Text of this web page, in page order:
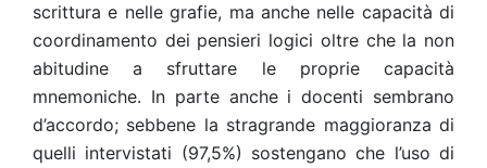
scrittura e nelle grafie, ma anche nelle capacità di
coordinamento dei pensieri logici oltre che la non
abitudine a sfruttare le proprie capacità
mnemoniche. In parte anche i docenti sembrano
d’accordo; sebbene la stragrande maggioranza di
quelli intervistati (97,5%) sostengano che l’uso di